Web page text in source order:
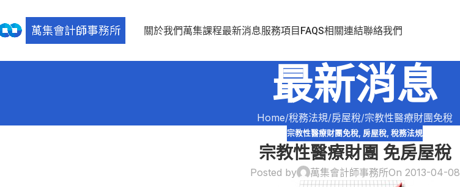
關於我們萬集課程最新消息服務項目 FAQS相關連結聯絡我們
最新消息
Home 稅務法規 房屋稅 宗教性醫療財團免稅
宗教性醫療財團免稅, 房屋稅, 稅務法規
宗教性醫療財團 免房屋稅
Posted by 萬集會計師事務所On 2013-04-08